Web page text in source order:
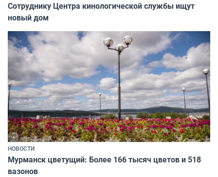
Сотруднику Центра кинологической службы ищут
новый дом
НОВОСТИ
Мурманск цветущий: Более 166 тысяч цветов и 518
вазонов